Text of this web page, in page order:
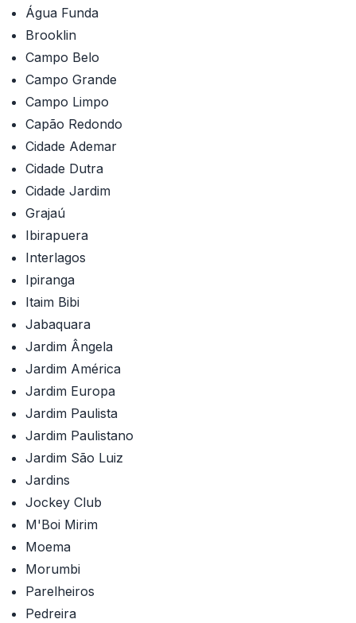
Água Funda
Brooklin
Campo Belo
Campo Grande
Campo Limpo
Capão Redondo
Cidade Ademar
Cidade Dutra
Cidade Jardim
Grajaú
Ibirapuera
Interlagos
Ipiranga
Itaim Bibi
Jabaquara
Jardim Ângela
Jardim América
Jardim Europa
Jardim Paulista
Jardim Paulistano
Jardim São Luiz
Jardins
Jockey Club
M'Boi Mirim
Moema
Morumbi
Parelheiros
Pedreira